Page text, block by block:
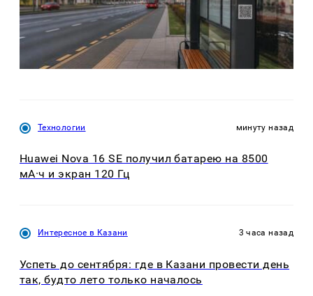
Технологии минуту назад
Huawei Nova 16 SE получил батарею на 8500
мА·ч и экран 120 Гц
Интересное в Казани 3 часа назад
Успеть до сентября: где в Казани провести день
так, будто лето только началось